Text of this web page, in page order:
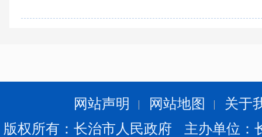
网站声明 网站地图
关于
版权所有：长治市人民政府 主办单位